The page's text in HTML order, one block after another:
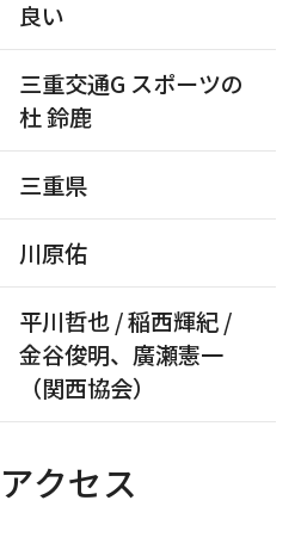
良い
三重交通G スポーツの
杜 鈴鹿
三重県
川原佑
平川哲也 / 稲西輝紀 /
金谷俊明、廣瀬憲一
（関西協会）
クセス